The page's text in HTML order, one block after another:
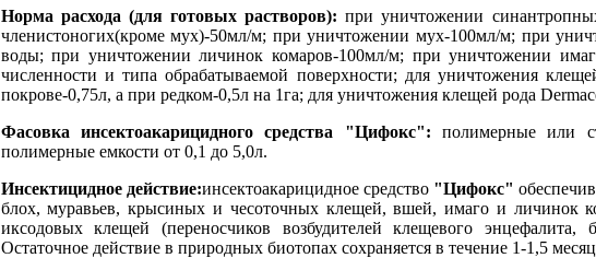
Норма расхода (для готовых растворов): при уничтожении
членистоногих(кроме мух)-50мл/м; при уничтожении мух-100мл/м; при
воды; при уничтожении личинок комаров-100мл/м; при уничтожении
численности и типа обрабатываемой поверхности; для уничтожения
покрове-0,75л, а при редком-0,5л на 1га; для уничтожения клещей рода
Фасовка инсектоакарицидного средства "Цифокс": полимерные или
полимерные емкости от 0,1 до 5,0л.
Инсектицидное действие:инсектоакарицидное средство "Цифокс"
блох, муравьев, крысиных и чесоточных клещей, вшей, имаго и личинок
иксодовых клещей (переносчиков возбудителей клещевого
Остаточное действие в природных биотопах сохраняется в течение 1-1,5